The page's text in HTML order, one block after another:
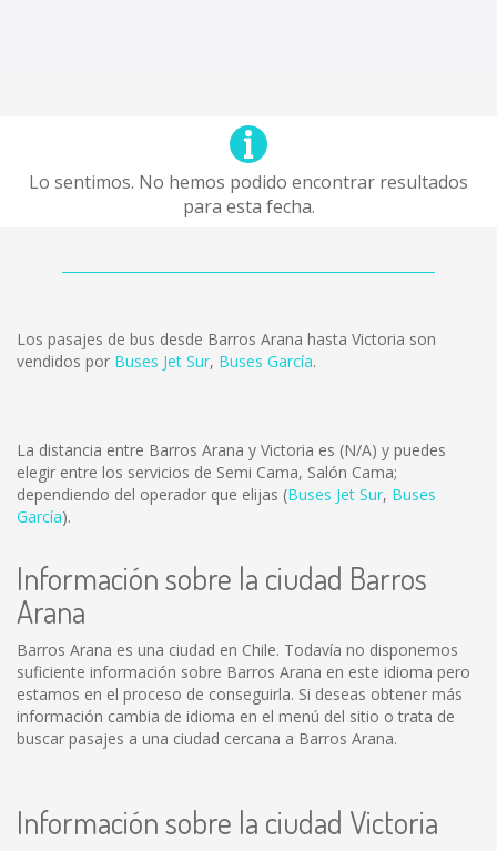
Lo sentimos. No hemos podido encontrar resultados
para esta fecha.
Los pasajes de bus desde Barros Arana hasta Victoria son
vendidos por Buses Jet Sur, Buses García.
La distancia entre Barros Arana y Victoria es (N/A) y puedes
elegir entre los servicios de Semi Cama, Salón Cama;
dependiendo del operador que elijas (Buses Jet Sur, Buses
García).
Información sobre la ciudad Barros
Arana
Barros Arana es una ciudad en Chile. Todavía no disponemos
suficiente información sobre Barros Arana en este idioma pero
estamos en el proceso de conseguirla. Si deseas obtener más
información cambia de idioma en el menú del sitio o trata de
buscar pasajes a una ciudad cercana a Barros Arana.
Información sobre la ciudad Victoria